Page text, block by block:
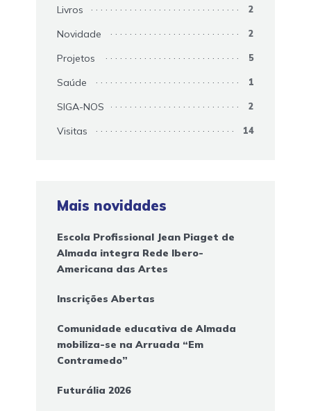
Livros 2
Novidade 2
Projetos 5
Saúde 1
SIGA-NOS 2
Visitas 14
Mais novidades
Escola Profissional Jean Piaget de
Almada integra Rede Ibero-
Americana das Artes
Inscrições Abertas
Comunidade educativa de Almada
mobiliza-se na Arruada “Em
Contramedo”
Futurália 2026